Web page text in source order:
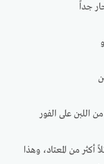
جداً
اللبن على الفور
أكثر من المعتاد، وهذا